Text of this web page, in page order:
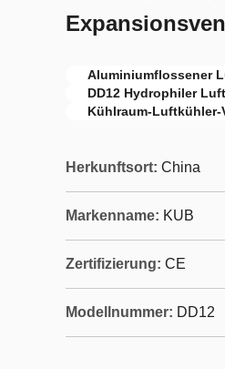
Aluminiumflossener
DD12 Hydrophiler
Kühlraum-Luftkühler-
Herkunftsort: China
Markenname: KUB
Zertifizierung: CE
Modellnummer: DD12